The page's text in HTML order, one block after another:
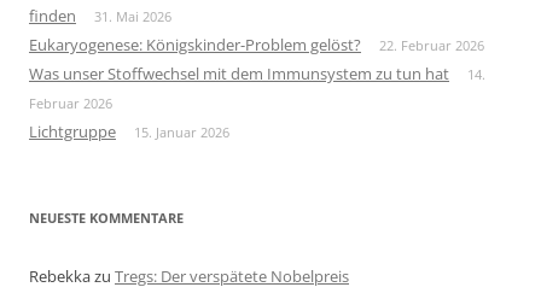
finden
31. Mai 2026
Eukaryogenese: Königskinder-Problem gelöst? 22. Februar 2026
Was unser Stoffwechsel mit dem Immunsystem zu tun hat
14.
Februar 2026
Lichtgruppe 15. Januar 2026
NEUESTE KOMMENTARE
Rebekkazu Tregs: Der verspätete Nobelpreis